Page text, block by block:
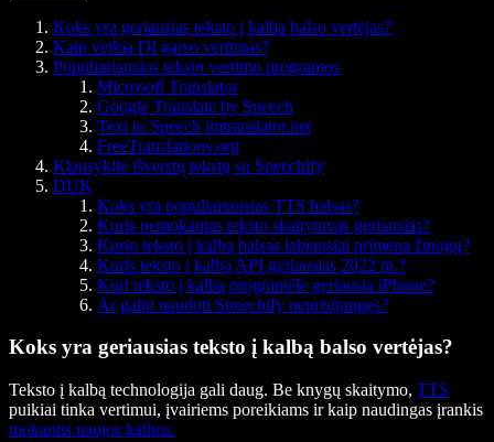
Koks yra geriausias teksto į kalbą balso vertėjas?
Kaip veikia DI garso vertimas?
Populiariausios teksto vertimo programos
Microsoft Translator
Google Translate by Speech
Text to Speech imtranslator.net
FreeTranslations.org
Klausykite išverstų tekstų su Speechify
DUK
Koks yra populiariausias TTS balsas?
Kuris nemokamas teksto skaitytuvas geriausias?
Kurio teksto į kalbą balsas labiausiai primena žmogų?
Kuris teksto į kalbą API geriausias 2022 m.?
Kuri teksto į kalbą programėlė geriausia iPhone?
Ar galiu naudoti Speechify neprisijungęs?
Koks yra geriausias teksto į kalbą balso vertėjas?
Teksto į kalbą technologija gali daug. Be knygų skaitymo, TTS
puikiai tinka vertimui, įvairiems poreikiams ir kaip naudingas įrankis
mokantis naujos kalbos.